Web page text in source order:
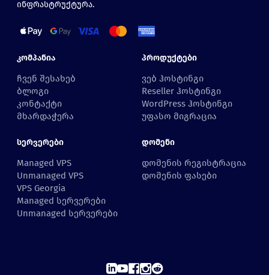
ინფრასტრუქტურა.
Კომპანია
ჩვენ შესახებ
ბლოგი
კონტაქტი
მხარდაჭერა
Პროდუქტები
ვებ ჰოსტინგი
Reseller ჰოსტინგი
WordPress ჰოსტინგი
უფასო მიგრაცია
Სერვერები
Managed VPS
Unmanaged VPS
VPS Georgia
Managed სერვერები
Unmanaged სერვერები
Დომენი
დომენის რეგისტრაცია
დომენის ფასები